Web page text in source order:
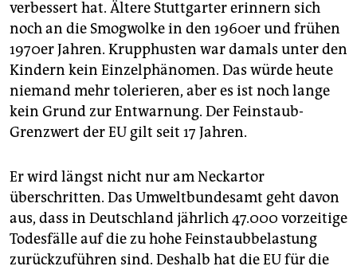
verbessert hat. Ältere Stuttgarter erinnern sich
noch an die Smogwolke in den 1960er und frühen
1970er Jahren. Krupphusten war damals unter den
Kindern kein Einzelphänomen. Das würde heute
niemand mehr tolerieren, aber es ist noch lange
kein Grund zur Entwarnung. Der Feinstaub-
Grenzwert der EU gilt seit 17 Jahren.
Er wird längst nicht nur am Neckartor
überschritten. Das Umweltbundesamt geht davon
aus, dass in Deutschland jährlich 47.000 vorzeitige
Todesfälle auf die zu hohe Feinstaubbelastung
zurückzuführen sind. Deshalb hat die EU für die